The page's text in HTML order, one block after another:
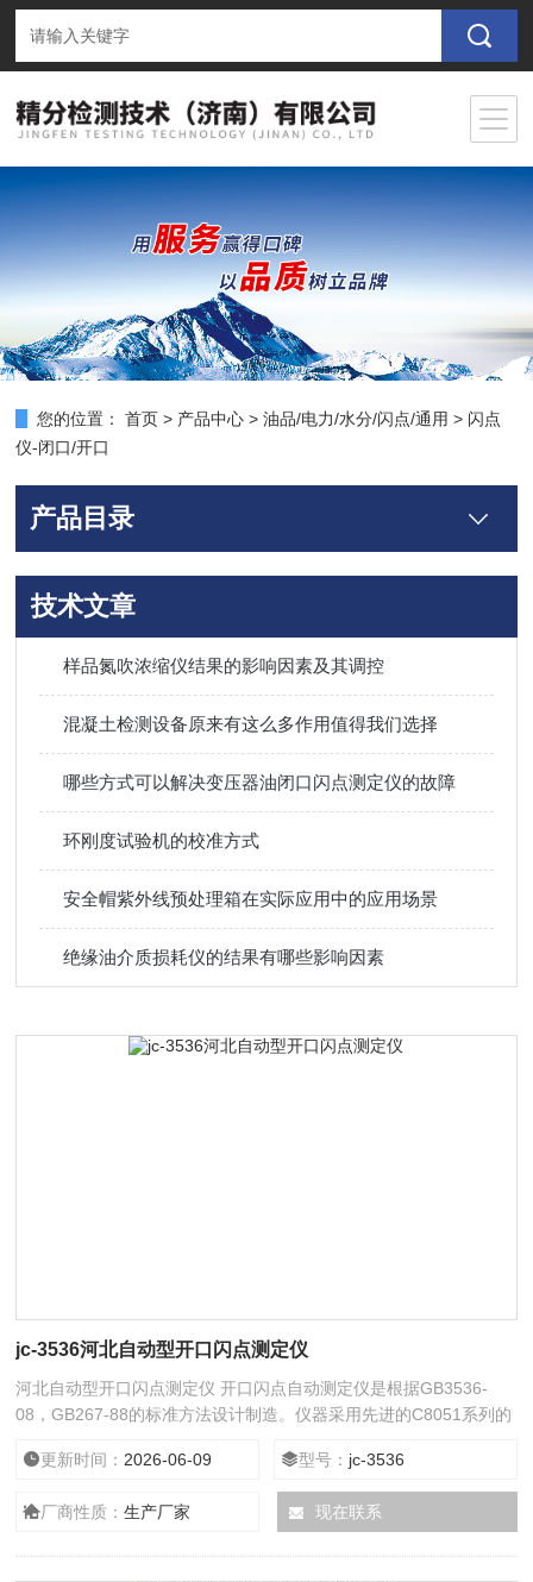
您的位置： 首页 > 产品中心 >油品/电力/水分/闪点/通用 > 闪点
仪-闭口/开口
产品目录
技术文章
样品氮吹浓缩仪结果的影响因素及其调控
混凝土检测设备原来有这么多作用值得我们选择
哪些方式可以解决变压器油闭口闪点测定仪的故障
环刚度试验机的校准方式
安全帽紫外线预处理箱在实际应用中的应用场景
绝缘油介质损耗仪的结果有哪些影响因素
jc-3536河北自动型开口闪点测定仪
河北自动型开口闪点测定仪 开口闪点自动测定仪是根据GB3536-
08，GB267-88的标准方法设计制造。仪器采用先进的C8051系列的
稳定可靠。采用大屏幕彩色液晶触摸屏显示器。中文菜单操作界面
更新时间： 2026-06-09 型号： jc-3536
厂商性质：生产厂家 现在联系